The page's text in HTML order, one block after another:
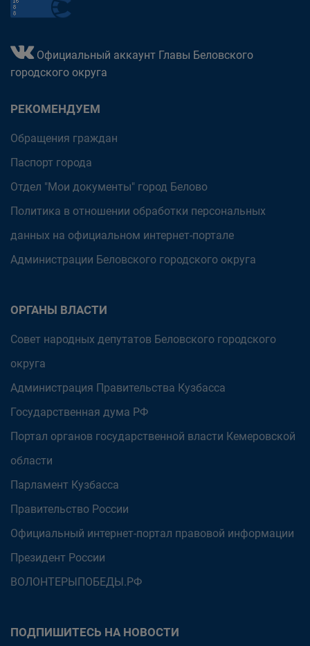
Официальный аккаунт Главы Беловского
городского округа
РЕКОМЕНДУЕМ
Обращения граждан
Паспорт города
Отдел "Мои документы" город Белово
Политика в отношении обработки персональных
данных на официальном интернет-портале
Администрации Беловского городского округа
ОРГАНЫ ВЛАСТИ
Совет народных депутатов Беловского городского
округа
Администрация Правительства Кузбасса
Государственная дума РФ
Портал органов государственной власти Кемеровской
области
Парламент Кузбасса
Правительство России
Официальный интернет-портал правовой информации
Президент России
ВОЛОНТЕРЫПОБЕДЫ.РФ
ПОДПИШИТЕСЬ НА НОВОСТИ